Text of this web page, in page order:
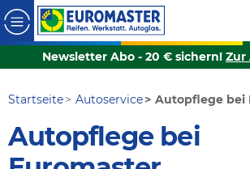
Newsletter Abo - 20 € sichern! Zur
Startseite Autoservice Autopflege bei
Autopflege bei